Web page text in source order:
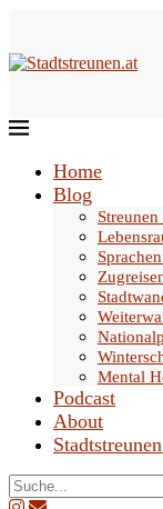
Home
Blog
Mental
Podcast
About